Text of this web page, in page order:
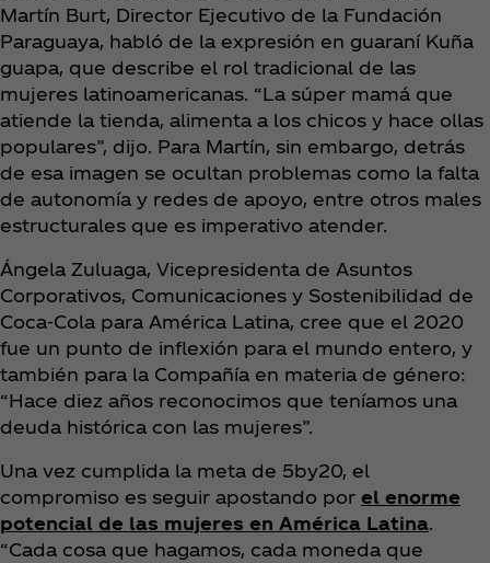
Martín Burt, Director Ejecutivo de la Fundación
Paraguaya, habló de la expresión en guaraní Kuña
guapa, que describe el rol tradicional de las
mujeres latinoamericanas. “La súper mamá que
atiende la tienda, alimenta a los chicos y hace ollas
populares”, dijo. Para Martín, sin embargo, detrás
de esa imagen se ocultan problemas como la falta
de autonomía y redes de apoyo, entre otros males
estructurales que es imperativo atender.
Ángela Zuluaga, Vicepresidenta de Asuntos
Corporativos, Comunicaciones y Sostenibilidad de
Coca‑Cola para América Latina, cree que el 2020
fue un punto de inflexión para el mundo entero, y
también para la Compañía en materia de género:
“Hace diez años reconocimos que teníamos una
deuda histórica con las mujeres”.
Una vez cumplida la meta de 5by20, el
compromiso es seguir apostando por el enorme
potencial de las mujeres en América Latina
“Cada cosa que hagamos, cada moneda que